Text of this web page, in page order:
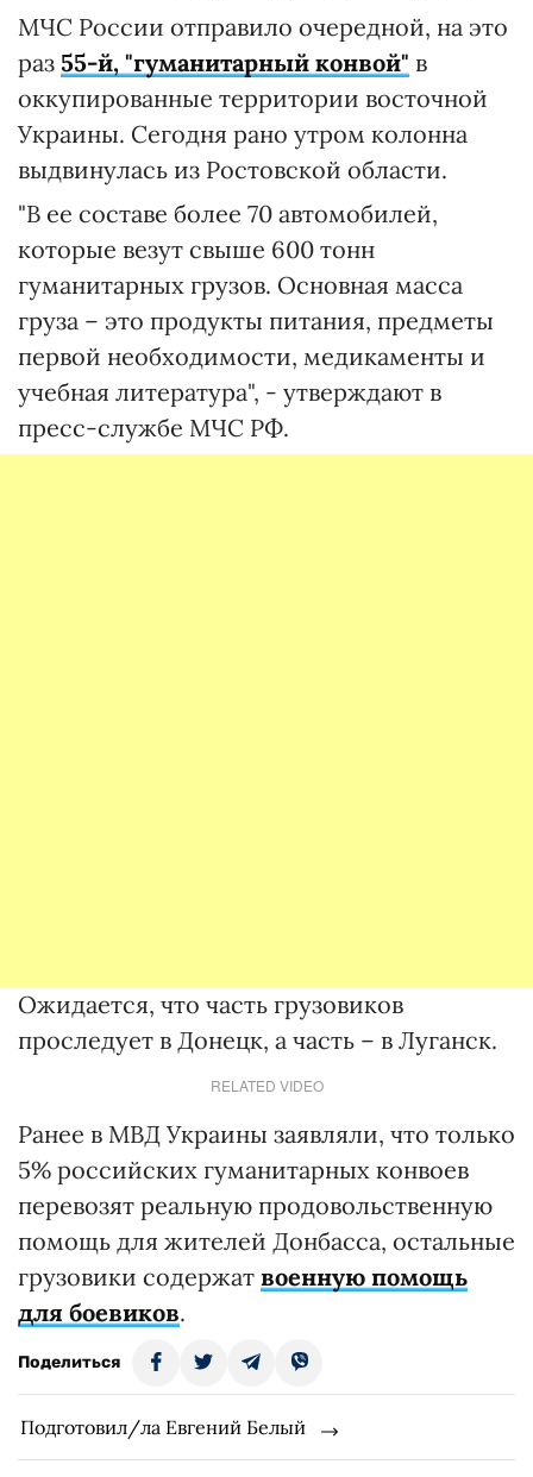
МЧС России отправило очередной, на это
раз 55-й, "гуманитарный конвой" в
оккупированные территории восточной
Украины. Сегодня рано утром колонна
выдвинулась из Ростовской области.
"В ее составе более 70 автомобилей,
которые везут свыше 600 тонн
гуманитарных грузов. Основная масса
груза – это продукты питания, предметы
первой необходимости, медикаменты и
учебная литература", - утверждают в
пресс-службе МЧС РФ.
Ожидается, что часть грузовиков
проследует в Донецк, а часть – в Луганск.
RELATED VIDEO
Ранее в МВД Украины заявляли, что только
5% российских гуманитарных конвоев
перевозят реальную продовольственную
помощь для жителей Донбасса, остальные
грузовики содержат военную помощь
для боевиков.
Поделиться
Подготовил/ла Евгений Белый